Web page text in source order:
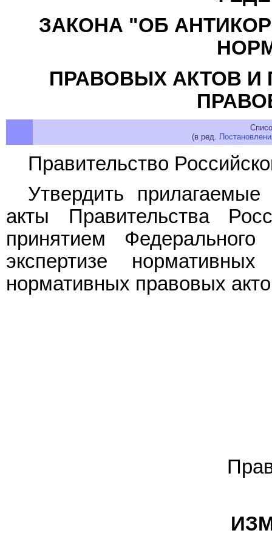
ЗАКОНА "ОБ
ПРАВОВЫХ АКТОВ И
(в ред.
Правительство
Утвердить
акты Правительства
принятием
экспертизе
нормативных правовых